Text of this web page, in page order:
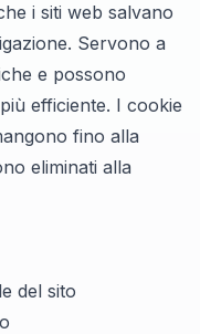
i siti web salvano
Servono a
e possono
efficiente. I cookie
fino alla
eliminati alla
del sito